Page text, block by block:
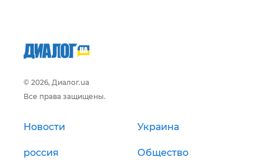
© 2026, Диалог.ua
Все права защищены.
Новости Украина
россия Общество